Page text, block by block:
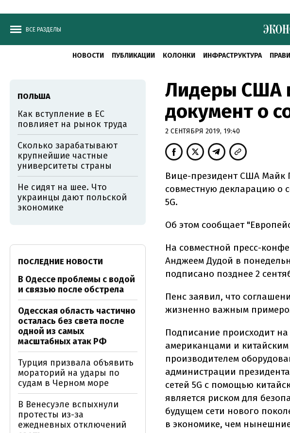
ВСЕ РАЗДЕЛЫ
НОВОСТИ ПУБЛИКАЦИИ КОЛОНКИ ИНФРАСТРУКТУРА
Лидеры США
документ о
2 СЕНТЯБРЯ 2019, 19:40
Вице-президент США Майк
совместную декларацию о
5G.
Об этом сообщает
На совместной пресс-
Анджеем Дудой в
подписано позднее 2
Пенс заявил, что
жизненно важным
Подписание происходит
американцами и
производителем
администрации
сетей 5G с помощью
является риском для
будущем сети нового
в экономике, чем
ПОЛЬША
Как вступление в ЕС
повлияет на рынок труда
Сколько зарабатывают
крупнейшие частные
университеты страны
Не сидят на шее. Что
украинцы дают польской
экономике
ПОСЛЕДНИЕ НОВОСТИ
В Одессе проблемы с водой
и связью после обстрела
Одесская область частично
осталась без света после
одной из самых
масштабных атак РФ
Турция призвала объявить
мораторий на удары по
судам в Черном море
В Венесуэле вспыхнули
протесты из-за
ежедневных отключений